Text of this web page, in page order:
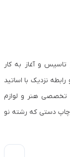
التحریر تاسیس و آغاز به کار
نزدیک با اساتید
تخصصی هنر و لوازم
تخصصی چاپ دستی که رشته نو